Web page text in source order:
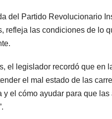
del Partido Revolucionario
refleja las condiciones de lo
el legislador recordó que en
el mal estado de las
y el cómo ayudar para que